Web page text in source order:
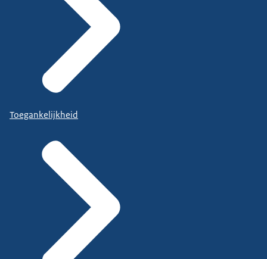
Toegankelijkheid